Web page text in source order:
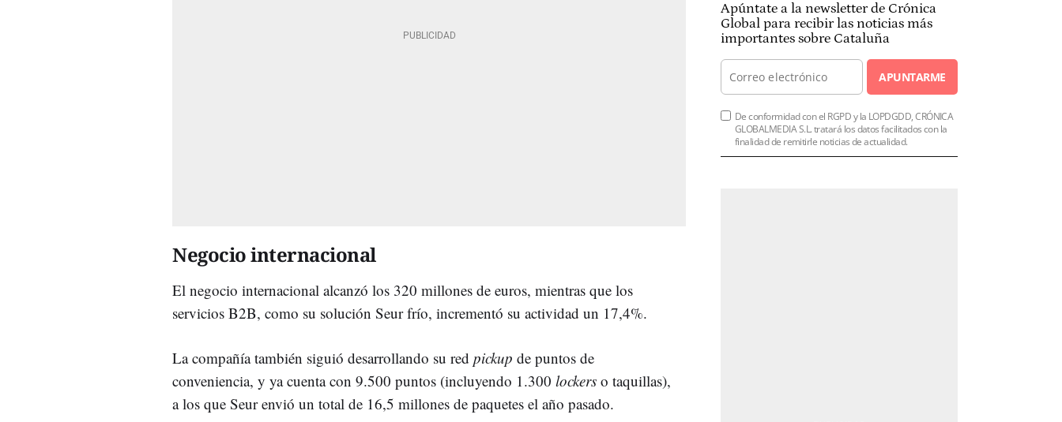
Negocio internacional
El negocio internacional alcanzó los 320 millones de euros, mientras que los
servicios B2B, como su solución Seur frío, incrementó su actividad un 17,4%.
La compañía también siguió desarrollando su red pickup de puntos de
conveniencia, y ya cuenta con 9.500 puntos (incluyendo 1.300 lockers o taquillas),
a los que Seur envió un total de 16,5 millones de paquetes el año pasado.
Apúntate a la newsletter de Crónica
Global para recibir las noticias más
importantes sobre Cataluña
APUNTARME
De conformidad con el RGPD y la LOPDGDD, CRÓNICA
GLOBALMEDIA S.L. tratará los datos facilitados con la
finalidad de remitirle noticias de actualidad.